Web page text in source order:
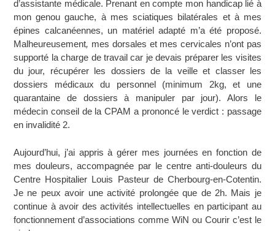
d’assistante médicale. Prenant en compte mon handicap lié à
mon genou gauche, à mes sciatiques bilatérales et à mes
épines calcanéennes, un matériel adapté m’a été proposé.
Malheureusement, mes dorsales et mes cervicales n’ont pas
supporté la charge de travail car je devais préparer les visites
du jour, récupérer les dossiers de la veille et classer les
dossiers médicaux du personnel (minimum 2kg, et une
quarantaine de dossiers à manipuler par jour). Alors le
médecin conseil de la CPAM a prononcé le verdict : passage
en invalidité 2.
Aujourd’hui, j’ai appris à gérer mes journées en fonction de
mes douleurs, accompagnée par le centre anti-douleurs du
Centre Hospitalier Louis Pasteur de Cherbourg-en-Cotentin.
Je ne peux avoir une activité prolongée que de 2h. Mais je
continue à avoir des activités intellectuelles en participant au
fonctionnement d’associations comme WiN ou Courir c’est le